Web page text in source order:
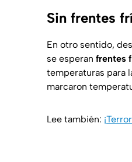
Sin frentes
En otro sentido,
se esperan frentes
temperaturas para
marcaron
Lee también: